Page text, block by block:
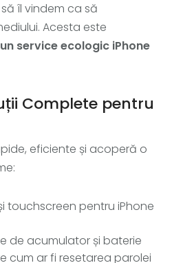
îl vindem ca să
Acesta este
un service ecologic iPhone
Complete pentru
eficiente și acoperă o
touchscreen pentru iPhone
de acumulator și baterie
cum ar fi resetarea parolei